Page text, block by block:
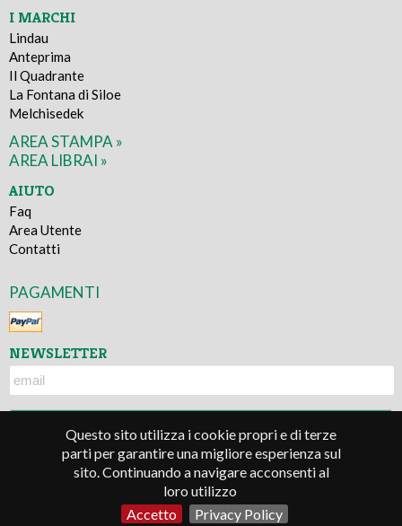
Questo sito utilizza i cookie propri e di terze
parti per garantire una migliore esperienza sul
sito. Continuando a navigare acconsenti al
loro utilizzo
Accetto
Privacy Policy
I MARCHI
Lindau
Anteprima
Il Quadrante
La Fontana di Siloe
Melchisedek
AREA STAMPA »
AREA LIBRAI »
AIUTO
Faq
Area Utente
Contatti
PAGAMENTI
NEWSLETTER
© 2016 - Lindau s.r.l. - P.IVA 05677330010
Termini e condizioni -Privacy Policy-